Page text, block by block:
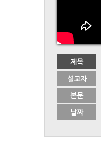
제목
설교자
본문
날짜